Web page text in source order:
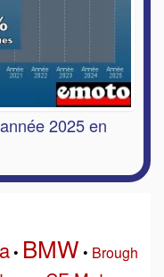
2025 en
• BMW • Brough